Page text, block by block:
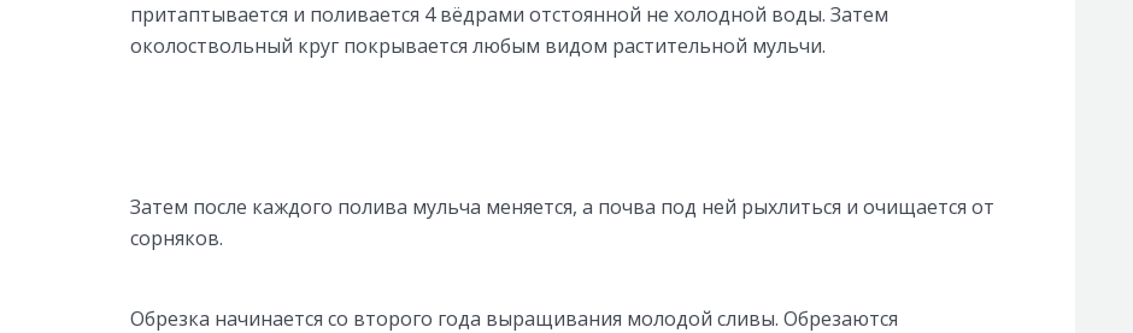
притаптывается и поливается 4 вёдрами отстоянной не холодной воды. Затем
околоствольный круг покрывается любым видом растительной мульчи.
Затем после каждого полива мульча меняется, а почва под ней рыхлиться и очищается от
сорняков.
Обрезка начинается со второго года выращивания молодой сливы. Обрезаются